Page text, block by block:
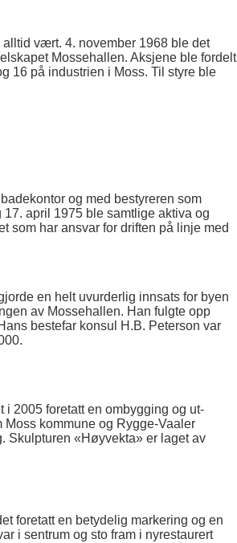
vært. 4. november 1968 ble det
Mossehallen. Aksjene ble fordelt
16 på industrien i Moss. Til styre ble
og med bestyreren som
april 1975 ble samtlige aktiva og
som har ansvar for driften på linje med
en helt uvurderlig innsats for byen
av Mossehallen. Han fulgte opp
bestefar konsul H.B. Peterson var
2005 foretatt en ombygging og ut-
kommune og Rygge-Vaaler
Skulpturen «Høyvekta» er laget av
foretatt en betydelig markering og en
i sentrum og sto fram i nyrestaurert